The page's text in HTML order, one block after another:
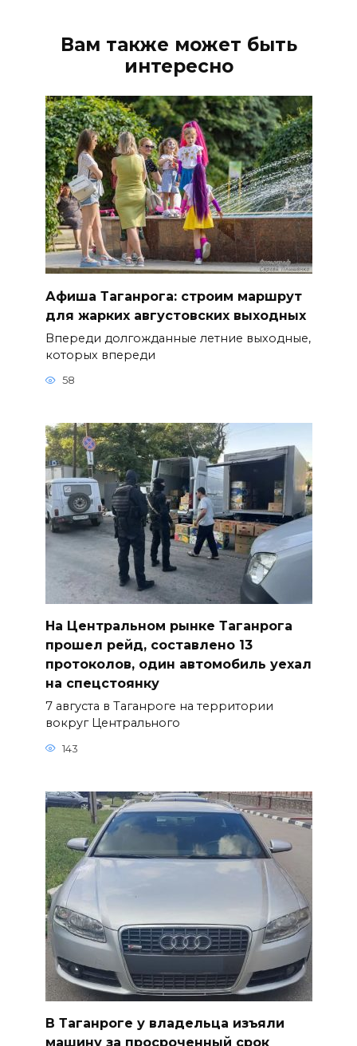
Вам также может быть
интересно
Афиша Таганрога: строим маршрут
для жарких августовских выходных
Впереди долгожданные летние выходные,
которых впереди
58
На Центральном рынке Таганрога
прошел рейд, составлено 13
протоколов, один автомобиль уехал
на спецстоянку
7 августа в Таганроге на территории
вокруг Центрального
143
В Таганроге у владельца изъяли
машину за просроченный срок